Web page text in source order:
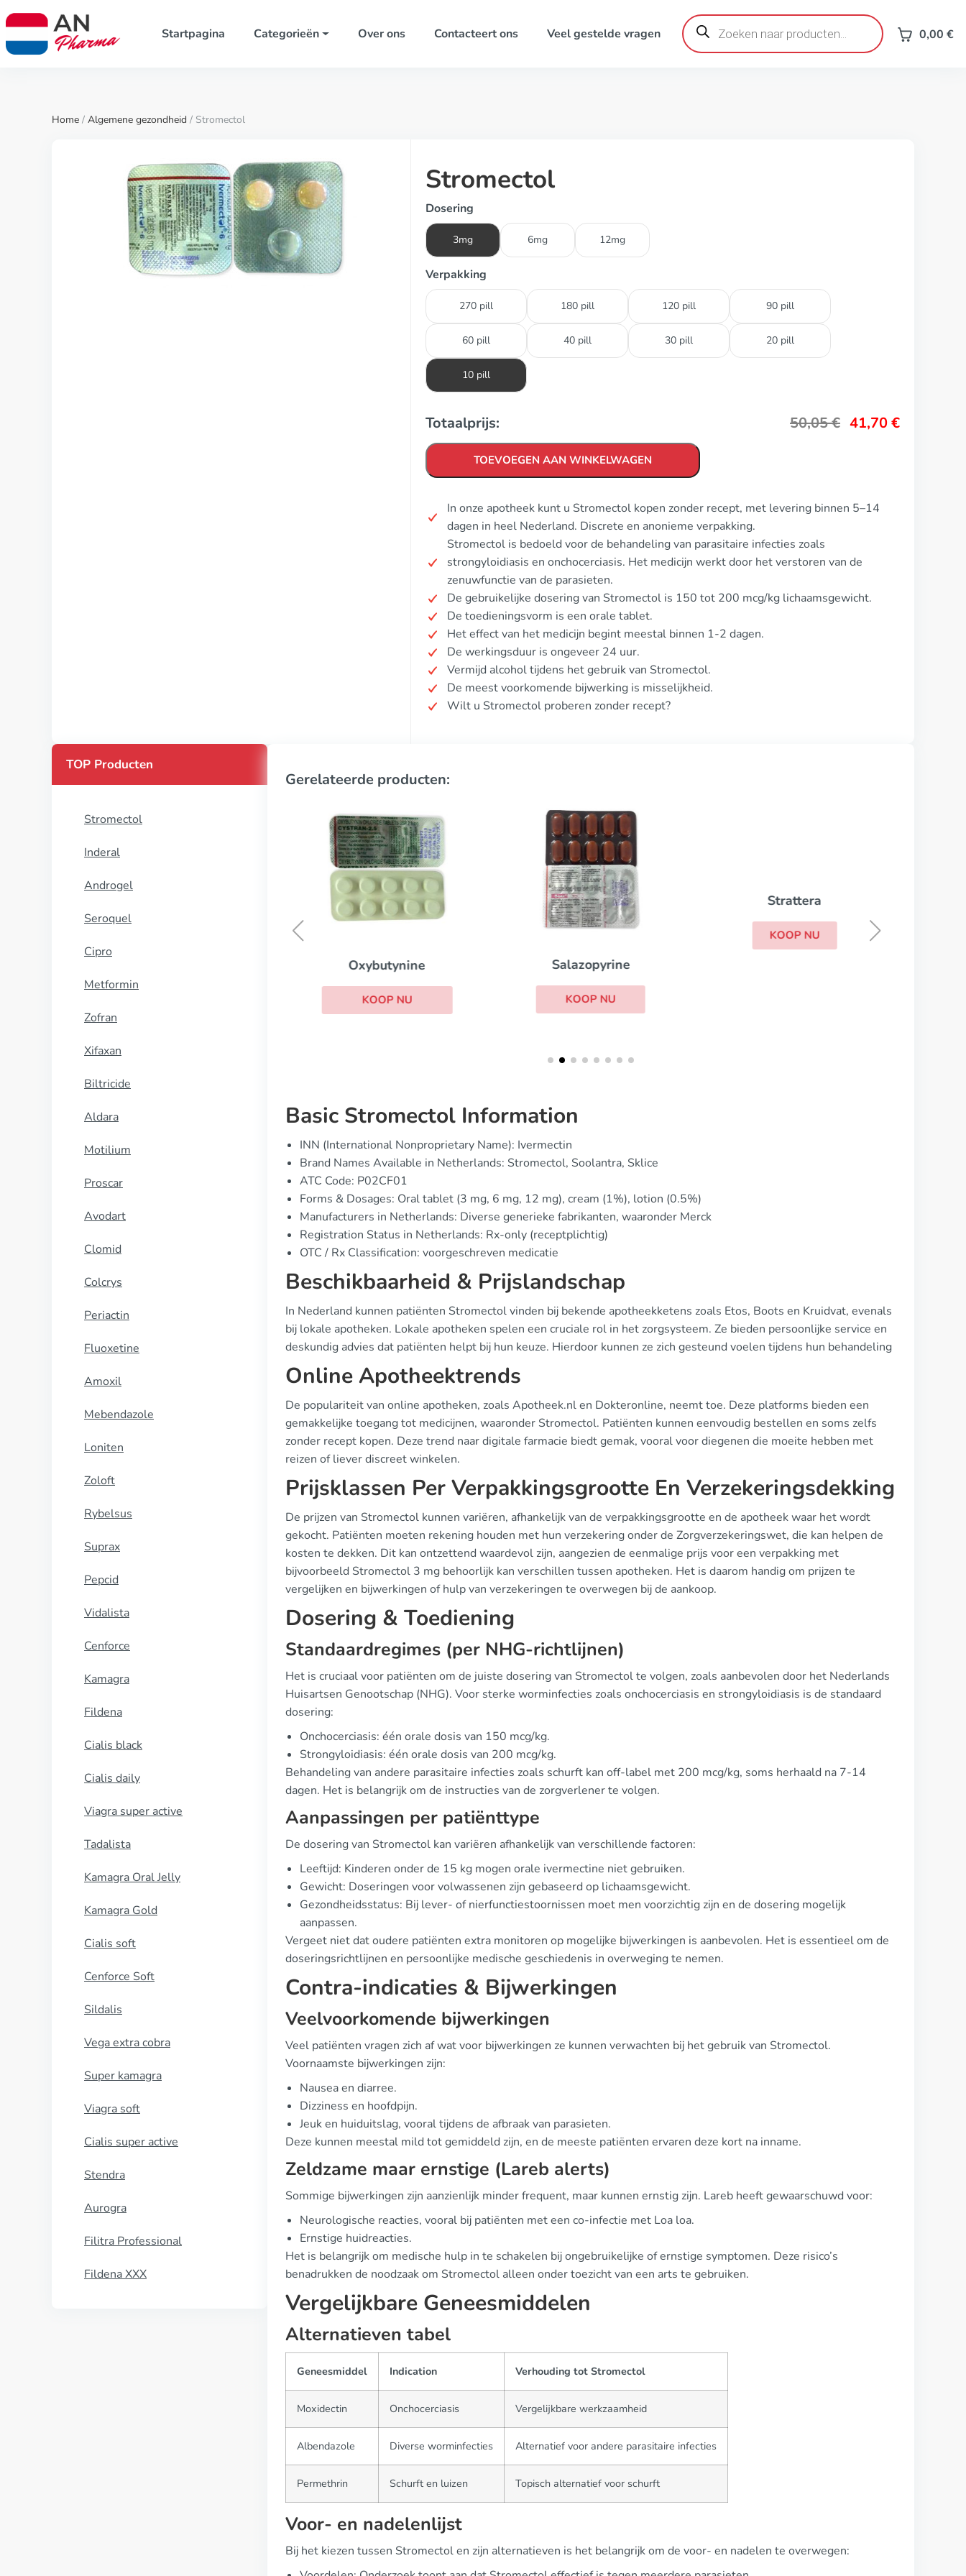
Startpagina Categorieën Over ons Contacteert ons Veel gestelde vragen
Producten
zoeken 0,00 €
Home / Algemene gezondheid / Stromectol
Stromectol
Dosering
3mg 6mg 12mg
Verpakking
270 pill 180 pill 120 pill 90 pill
60 pill 40 pill 30 pill 20 pill
10 pill
Totaalprijs: 50,05€ 41,70€
TOEVOEGEN AAN WINKELWAGEN
In onze apotheek kunt u Stromectol kopen zonder recept, met levering binnen 5–14
dagen in heel Nederland. Discrete en anonieme verpakking.
Stromectol is bedoeld voor de behandeling van parasitaire infecties zoals
strongyloidiasis en onchocerciasis. Het medicijn werkt door het verstoren van de
zenuwfunctie van de parasieten.
De gebruikelijke dosering van Stromectol is 150 tot 200 mcg/kg lichaamsgewicht.
De toedieningsvorm is een orale tablet.
Het effect van het medicijn begint meestal binnen 1-2 dagen.
De werkingsduur is ongeveer 24 uur.
Vermijd alcohol tijdens het gebruik van Stromectol.
De meest voorkomende bijwerking is misselijkheid.
Wilt u Stromectol proberen zonder recept?
TOP Producten
Stromectol
Inderal
Androgel
Seroquel
Cipro
Metformin
Zofran
Xifaxan
Biltricide
Aldara
Motilium
Proscar
Avodart
Clomid
Colcrys
Periactin
Fluoxetine
Amoxil
Mebendazole
Loniten
Zoloft
Rybelsus
Suprax
Pepcid
Vidalista
Cenforce
Kamagra
Fildena
Cialis black
Cialis daily
Viagra super active
Tadalista
Kamagra Oral Jelly
Kamagra Gold
Cialis soft
Cenforce Soft
Sildalis
Vega extra cobra
Super kamagra
Viagra soft
Cialis super active
Stendra
Aurogra
Filitra Professional
Fildena XXX
Gerelateerde producten:
Oxybutynine
KOOP NU
Salazopyrine
KOOP NU
Basic Stromectol Information
INN (International Nonproprietary Name): Ivermectin
Brand Names Available in Netherlands: Stromectol, Soolantra, Sklice
ATC Code: P02CF01
Forms & Dosages: Oral tablet (3 mg, 6 mg, 12 mg), cream (1%), lotion (0.5%)
Manufacturers in Netherlands: Diverse generieke fabrikanten, waaronder Merck
Registration Status in Netherlands: Rx-only (receptplichtig)
OTC / Rx Classification: voorgeschreven medicatie
Beschikbaarheid & Prijslandschap
In Nederland kunnen patiënten Stromectol vinden bij bekende apotheekketens zoals Etos, Boots en Kruidvat, evenals
bij lokale apotheken. Lokale apotheken spelen een cruciale rol in het zorgsysteem. Ze bieden persoonlijke service en
deskundig advies dat patiënten helpt bij hun keuze. Hierdoor kunnen ze zich gesteund voelen tijdens hun behandeling
Online Apotheektrends
De populariteit van online apotheken, zoals Apotheek.nl en Dokteronline, neemt toe. Deze platforms bieden een
gemakkelijke toegang tot medicijnen, waaronder Stromectol. Patiënten kunnen eenvoudig bestellen en soms zelfs
zonder recept kopen. Deze trend naar digitale farmacie biedt gemak, vooral voor diegenen die moeite hebben met
reizen of liever discreet winkelen.
Prijsklassen Per Verpakkingsgrootte En Verzekeringsdekking
De prijzen van Stromectol kunnen variëren, afhankelijk van de verpakkingsgrootte en de apotheek waar het wordt
gekocht. Patiënten moeten rekening houden met hun verzekering onder de Zorgverzekeringswet, die kan helpen de
kosten te dekken. Dit kan ontzettend waardevol zijn, aangezien de eenmalige prijs voor een verpakking met
bijvoorbeeld Stromectol 3 mg behoorlijk kan verschillen tussen apotheken. Het is daarom handig om prijzen te
vergelijken en bijwerkingen of hulp van verzekeringen te overwegen bij de aankoop.
Dosering & Toediening
Standaardregimes (per NHG-richtlijnen)
Het is cruciaal voor patiënten om de juiste dosering van Stromectol te volgen, zoals aanbevolen door het Nederlands
Huisartsen Genootschap (NHG). Voor sterke worminfecties zoals onchocerciasis en strongyloidiasis is de standaard
dosering:
Onchocerciasis: één orale dosis van 150 mcg/kg.
Strongyloidiasis: één orale dosis van 200 mcg/kg.
Behandeling van andere parasitaire infecties zoals schurft kan off-label met 200 mcg/kg, soms herhaald na 7-14
dagen. Het is belangrijk om de instructies van de zorgverlener te volgen.
Aanpassingen per patiënttype
De dosering van Stromectol kan variëren afhankelijk van verschillende factoren:
Leeftijd: Kinderen onder de 15 kg mogen orale ivermectine niet gebruiken.
Gewicht: Doseringen voor volwassenen zijn gebaseerd op lichaamsgewicht.
Gezondheidsstatus: Bij lever- of nierfunctiestoornissen moet men voorzichtig zijn en de dosering mogelijk
aanpassen.
Vergeet niet dat oudere patiënten extra monitoren op mogelijke bijwerkingen is aanbevolen. Het is essentieel om de
doseringsrichtlijnen en persoonlijke medische geschiedenis in overweging te nemen.
Contra-indicaties & Bijwerkingen
Veelvoorkomende bijwerkingen
Veel patiënten vragen zich af wat voor bijwerkingen ze kunnen verwachten bij het gebruik van Stromectol.
Voornaamste bijwerkingen zijn:
Nausea en diarree.
Dizziness en hoofdpijn.
Jeuk en huiduitslag, vooral tijdens de afbraak van parasieten.
Deze kunnen meestal mild tot gemiddeld zijn, en de meeste patiënten ervaren deze kort na inname.
Zeldzame maar ernstige (Lareb alerts)
Sommige bijwerkingen zijn aanzienlijk minder frequent, maar kunnen ernstig zijn. Lareb heeft gewaarschuwd voor:
Neurologische reacties, vooral bij patiënten met een co-infectie met Loa loa.
Ernstige huidreacties.
Het is belangrijk om medische hulp in te schakelen bij ongebruikelijke of ernstige symptomen. Deze risico’s
benadrukken de noodzaak om Stromectol alleen onder toezicht van een arts te gebruiken.
Vergelijkbare Geneesmiddelen
Alternatieven tabel
Geneesmiddel Indication Verhouding tot Stromectol
Moxidectin Onchocerciasis Vergelijkbare werkzaamheid
Albendazole Diverse worminfecties Alternatief voor andere parasitaire infecties
Permethrin Schurft en luizen Topisch alternatief voor schurft
Voor- en nadelenlijst
Bij het kiezen tussen Stromectol en zijn alternatieven is het belangrijk om de voor- en nadelen te overwegen: